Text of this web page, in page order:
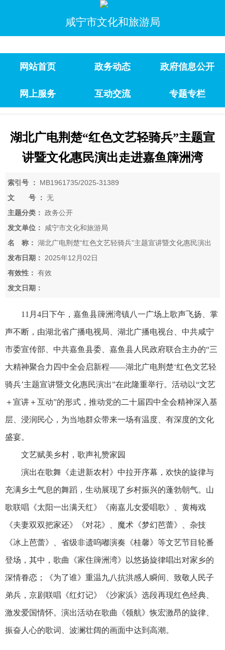
咸宁市文化和旅游局
网站首页 政务动态 政府信息公开
网上服务 互动交流 专题专栏
湖北广电荆楚“红色文艺轻骑兵”主题宣
讲暨文化惠民演出走进嘉鱼簰洲湾
索引号 ：
MB1961735/2025-31389
文 号 ： 无
主题分类： 政务公开
发文单位：
咸宁市文化和旅游局
名 称： 湖北广电荆楚“红色文艺轻骑兵”主题宣讲暨文化惠民演出
走进嘉鱼簰洲湾
发布日期：
2025年12月02日
有效性： 有效
发文日期：
11月4日下午，嘉鱼县簰洲湾镇八一广场上歌声飞扬、掌
声不断，由湖北省广播电视局、湖北广播电视台、中共咸宁
市委宣传部、中共嘉鱼县委、嘉鱼县人民政府联合主办的“三
大精神聚合力四中全会启新程——湖北广电荆楚‘红色文艺轻
骑兵’主题宣讲暨文化惠民演出”在此隆重举行。活动以“文艺
＋宣讲＋互动”的形式，推动党的二十届四中全会精神深入基
层、浸润民心，为当地群众带来一场有温度、有深度的文化
盛宴。
文艺赋美乡村，歌声礼赞家园
演出在歌舞《走进新农村》中拉开序幕，欢快的旋律与
充满乡土气息的舞蹈，生动展现了乡村振兴的蓬勃朝气。山
歌联唱《太阳一出满天红》《南嘉儿女爱唱歌》、黄梅戏
《夫妻双双把家还》《对花》、魔术《梦幻芭蕾》、杂技
《冰上芭蕾》、省级非遗呜嘟演奏《桂馨》等文艺节目轮番
登场，其中，歌曲《家住簰洲湾》以悠扬旋律唱出对家乡的
深情眷恋；《为了谁》重温九八抗洪感人瞬间、致敬人民子
弟兵，京剧联唱《红灯记》《沙家浜》选段再现红色经典、
激发爱国情怀。演出活动在歌曲《领航》恢宏激昂的旋律、
振奋人心的歌词、波澜壮阔的画面中达到高潮。